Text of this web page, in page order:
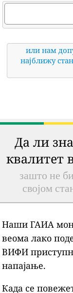
или нам
најближу
Да ли
квалитет
зашто не
својом
Наши ГАИА
веома лако
ВИФИ
напајање.
Када се